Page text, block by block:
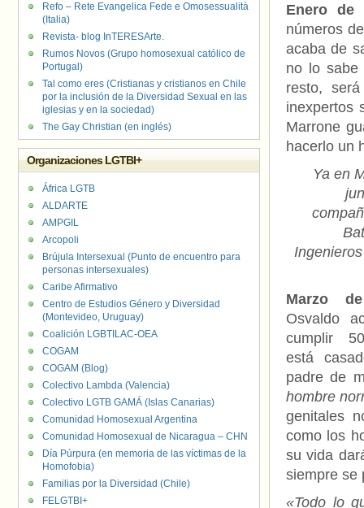
Enero de
números
acaba de
no lo sabe
resto,
inexpertos
Marrone
hacerlo un
Ya en
Marzo
Osvaldo
cumplir
está
padre de
hombre
genitales
como los
su vida
siempre se
«Todo lo
Refo – Rete Evangelica Fede e Omosessualità
(Italia)
Revista- blog InTERESArte.
Rumos Novos (Grupo homosexual católico de
Portugal)
Tal como eres (Cristianas y cristianos en Chile
por la inclusión de la Diversidad Sexual en las
iglesias y en la sociedad)
The Gay Christian (en inglés)
Organizaciones LGTBI+
África LGTB
ALDARTE
AMPGIL
Arcopoli
Brújula Intersexual (Punto de encuentro para
personas intersexuales)
Caribe Afirmativo
Centro de Estudios Género y Diversidad
(Montevideo, Uruguay)
Coalición LGBTILAC-OEA
COGAM
COGAM (Blog)
Colectivo Lambda (Valencia)
Colectivo LGTB GAMÁ (Islas Canarias)
Comunidad Homosexual Argentina
Comunidad Homosexual de Nicaragua – CHN
Día Púrpura (en memoria de las víctimas de la
Homofobia)
Familias por la Diversidad (Chile)
FELGTBI+